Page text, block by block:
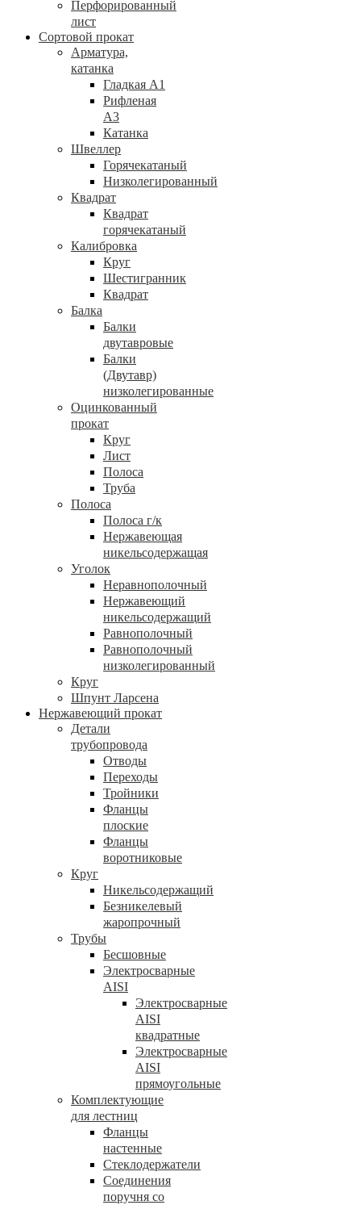
Перфорированный
лист
Сортовой прокат
Арматура,
катанка
Гладкая А1
Рифленая
А3
Катанка
Швеллер
Горячекатаный
Низколегированный
Квадрат
Квадрат
горячекатаный
Калибровка
Круг
Шестигранник
Квадрат
Балка
Балки
двутавровые
Балки
(Двутавр)
низколегированные
Оцинкованный
прокат
Круг
Лист
Полоса
Труба
Полоса
Полоса г/к
Нержавеющая
никельсодержащая
Уголок
Неравнополочный
Нержавеющий
никельсодержащий
Равнополочный
Равнополочный
низколегированный
Круг
Шпунт Ларсена
Нержавеющий прокат
Детали
трубопровода
Отводы
Переходы
Тройники
Фланцы
плоские
Фланцы
воротниковые
Круг
Никельсодержащий
Безникелевый
жаропрочный
Трубы
Бесшовные
Электросварные
AISI
Электросварные
AISI
квадратные
Электросварные
AISI
прямоугольные
Комплектующие
для лестниц
Фланцы
настенные
Стеклодержатели
Соединения
поручня со